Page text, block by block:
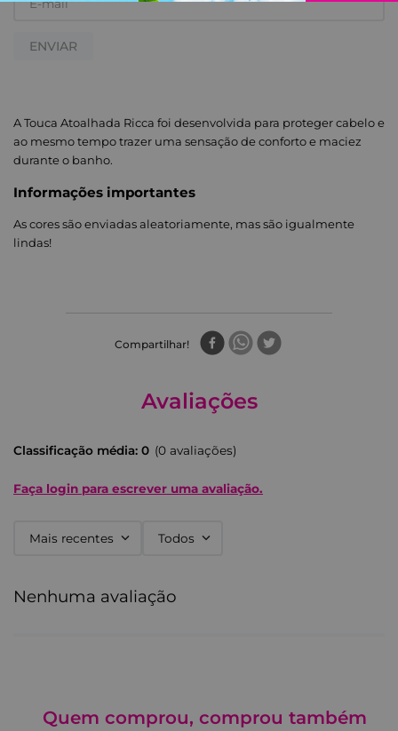
ENVIAR
A Touca Atoalhada Ricca foi desenvolvida para proteger cabelo e
ao mesmo tempo trazer uma sensação de conforto e maciez
durante o banho.
Informações importantes
As cores são enviadas aleatoriamente, mas são igualmente
lindas!
Compartilhar
Avaliações
Classificação média: 0 (0 avaliações)
Faça login para escrever uma avaliação.
Mais recentes Todos
Nenhuma avaliação
Quem comprou, comprou também